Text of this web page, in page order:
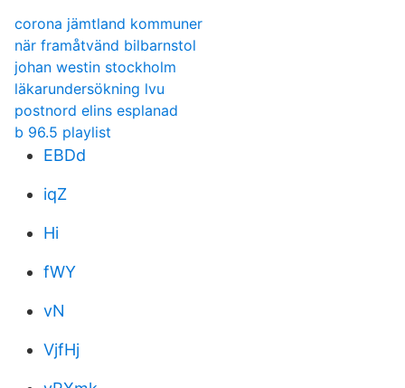
corona jämtland kommuner
när framåtvänd bilbarnstol
johan westin stockholm
läkarundersökning lvu
postnord elins esplanad
b 96.5 playlist
EBDd
iqZ
Hi
fWY
vN
VjfHj